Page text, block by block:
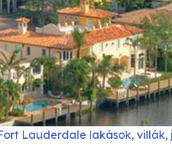
Lauderdale lakások, villák,